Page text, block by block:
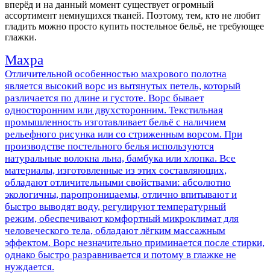
вперёд и на данный момент существует огромный
ассортимент немнущихся тканей. Поэтому, тем, кто не любит
гладить можно просто купить постельное бельё, не требующее
глажки.
Махра
Отличительной особенностью махрового полотна
является высокий ворс из вытянутых петель, который
различается по длине и густоте. Ворс бывает
односторонним или двухсторонним. Текстильная
промышленность изготавливает бельё с наличием
рельефного рисунка или со стриженным ворсом. При
производстве постельного белья используются
натуральные волокна льна, бамбука или хлопка. Все
материалы, изготовленные из этих составляющих,
обладают отличительными свойствами: абсолютно
экологичны, паропроницаемы, отлично впитывают и
быстро выводят воду, регулируют температурный
режим, обеспечивают комфортный микроклимат для
человеческого тела, обладают лёгким массажным
эффектом. Ворс незначительно приминается после стирки,
однако быстро разравнивается и потому в глажке не
нуждается.